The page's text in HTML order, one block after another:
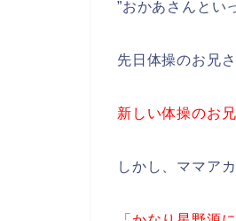
”おかあさんとい
先日体操のお兄
新しい体操のお
しかし、ママア